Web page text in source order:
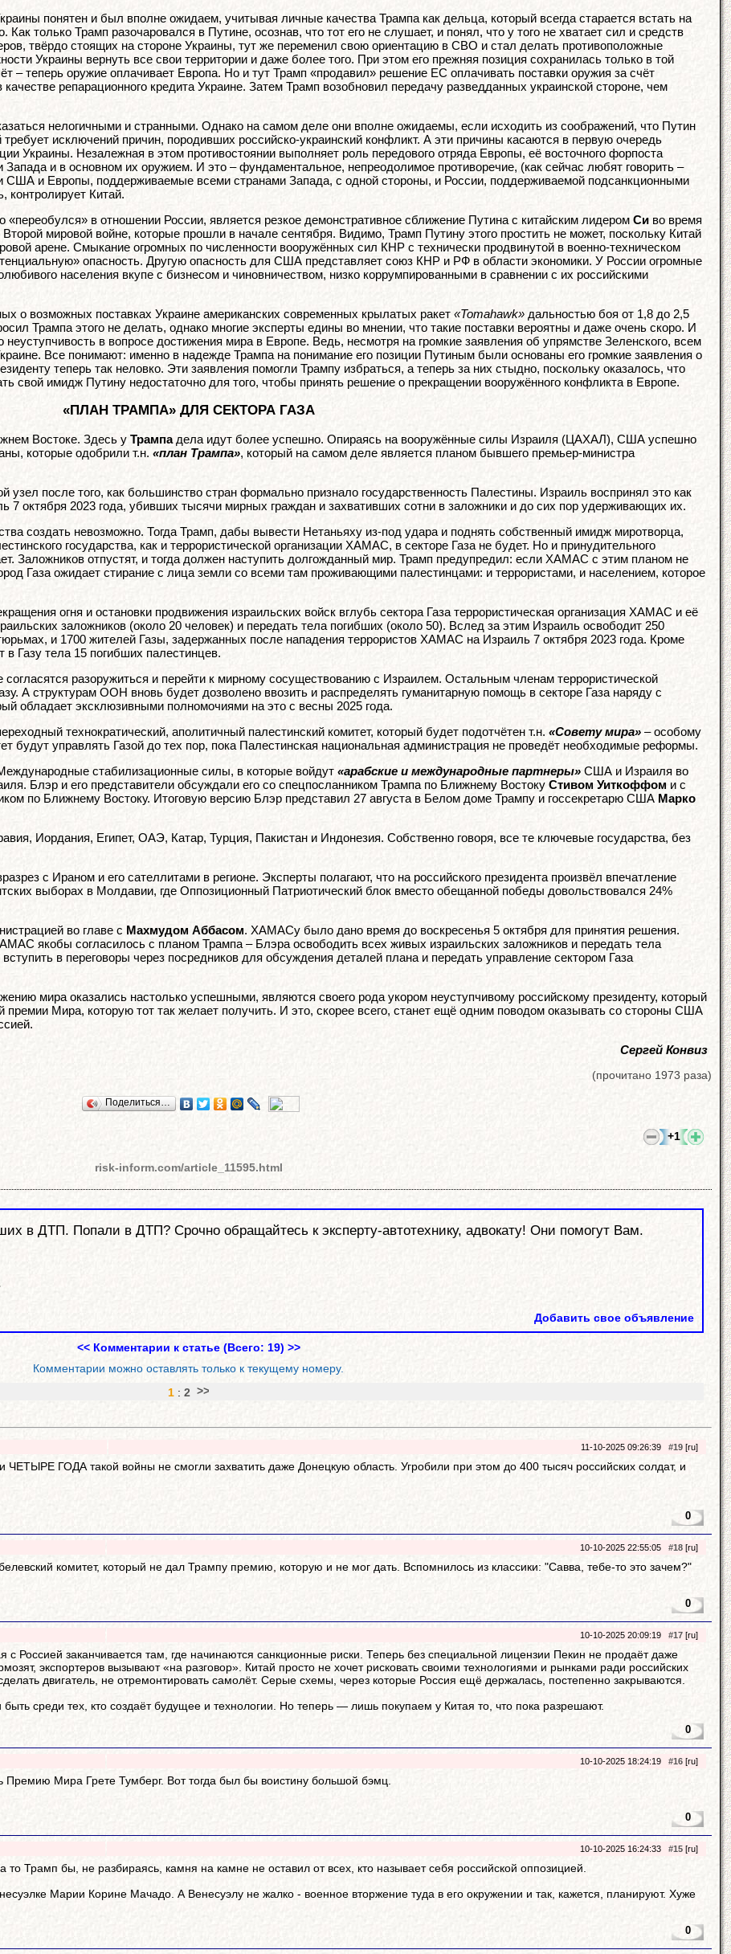
понятен и был вполне ожидаем, учитывая личные качества Трампа как дельца, который всегда старается встать на
Как только Трамп разочаровался в Путине, осознав, что тот его не слушает, и понял, что у того не хватает сил и средств
твёрдо стоящих на стороне Украины, тут же переменил свою ориентацию в СВО и стал делать противоположные
Украины вернуть все свои территории и даже более того. При этом его прежняя позиция сохранилась только в той
– теперь оружие оплачивает Европа. Но и тут Трамп «продавил» решение ЕС оплачивать поставки оружия за счёт
репарационного кредита Украине. Затем Трамп возобновил передачу разведданных украинской стороне, чем
нелогичными и странными. Однако на самом деле они вполне ожидаемы, если исходить из соображений, что Путин
исключений причин, породивших российско-украинский конфликт. А эти причины касаются в первую очередь
Украины. Незалежная в этом противостоянии выполняет роль передового отряда Европы, её восточного форпоста
и в основном их оружием. И это – фундаментальное, непреодолимое противоречие, (как сейчас любят говорить –
США и Европы, поддерживаемые всеми странами Запада, с одной стороны, и России, поддерживаемой подсанкционными
контролирует Китай.
«переобулся» в отношении России, является резкое демонстративное сближение Путина с китайским лидером Си во время
мировой войне, которые прошли в начале сентября. Видимо, Трамп Путину этого простить не может, поскольку Китай
арене. Смыкание огромных по численности вооружённых сил КНР с технически продвинутой в военно-техническом
опасность. Другую опасность для США представляет союз КНР и РФ в области экономики. У России огромные
населения вкупе с бизнесом и чиновничеством, низко коррумпированными в сравнении с их российскими
о возможных поставках Украине американских современных крылатых ракет «Tomahawk» дальностью боя от 1,8 до 2,5
Трампа этого не делать, однако многие эксперты едины во мнении, что такие поставки вероятны и даже очень скоро. И
в вопросе достижения мира в Европе. Ведь, несмотря на громкие заявления об упрямстве Зеленского, всем
Все понимают: именно в надежде Трампа на понимание его позиции Путиным были основаны его громкие заявления о
теперь так неловко. Эти заявления помогли Трампу избраться, а теперь за них стыдно, поскольку оказалось, что
свой имидж Путину недостаточно для того, чтобы принять решение о прекращении вооружённого конфликта в Европе.
«ПЛАН ТРАМПА» ДЛЯ СЕКТОРА ГАЗА
Востоке. Здесь у Трампадела идут более успешно. Опираясь на вооружённые силы Израиля (ЦАХАЛ), США успешно
которые одобрили т.н. «план Трампа», который на самом деле является планом бывшего премьер-министра
узел после того, как большинство стран формально признало государственность Палестины. Израиль воспринял это как
7 октября 2023 года, убивших тысячи мирных граждан и захвативших сотни в заложники и до сих пор удерживающих их.
создать невозможно. Тогда Трамп, дабы вывести Нетаньяху из-под удара и поднять собственный имидж миротворца,
государства, как и террористической организации ХАМАС, в секторе Газа не будет. Но и принудительного
Заложников отпустят, и тогда должен наступить долгожданный мир. Трамп предупредил: если ХАМАС с этим планом не
Газа ожидает стирание с лица земли со всеми там проживающими палестинцами: и террористами, и населением, которое
огня и остановки продвижения израильских войск вглубь сектора Газа террористическая организация ХАМАС и её
заложников (около 20 человек) и передать тела погибших (около 50). Вслед за этим Израиль освободит 250
и 1700 жителей Газы, задержанных после нападения террористов ХАМАС на Израиль 7 октября 2023 года. Кроме
в Газу тела 15 погибших палестинцев.
разоружиться и перейти к мирному сосуществованию с Израилем. Остальным членам террористической
А структурам ООН вновь будет дозволено ввозить и распределять гуманитарную помощь в секторе Газа наряду с
обладает эксклюзивными полномочиями на это с весны 2025 года.
технократический, аполитичный палестинский комитет, который будет подотчётен т.н. «Совету мира» – особому
будут управлять Газой до тех пор, пока Палестинская национальная администрация не проведёт необходимые реформы.
стабилизационные силы, в которые войдут «арабские и международные партнеры» США и Израиля во
Блэр и его представители обсуждали его со спецпосланником Трампа по Ближнему Востоку Стивом Уиткоффом и с
по Ближнему Востоку. Итоговую версию Блэр представил 27 августа в Белом доме Трампу и госсекретарю США Марко
Иордания, Египет, ОАЭ, Катар, Турция, Пакистан и Индонезия. Собственно говоря, все те ключевые государства, без
с Ираном и его сателлитами в регионе. Эксперты полагают, что на российского президента произвёл впечатление
выборах в Молдавии, где Оппозиционный Патриотический блок вместо обещанной победы довольствовался 24%
во главе с Махмудом Аббасом. ХАМАСу было дано время до воскресенья 5 октября для принятия решения.
якобы согласилось с планом Трампа – Блэра освободить всех живых израильских заложников и передать тела
в переговоры через посредников для обсуждения деталей плана и передать управление сектором Газа
мира оказались настолько успешными, являются своего рода укором неуступчивому российскому президенту, который
Мира, которую тот так желает получить. И это, скорее всего, станет ещё одним поводом оказывать со стороны США
Сергей Конвиз
(прочитано 1973 раза)
Поделиться…
+1
risk-inform.com/article_11595.html
в ДТП. Попали в ДТП? Срочно обращайтесь к эксперту-автотехнику, адвокату! Они помогут Вам.
Добавить свое объявление
<< Комментарии к статье (Всего: 19) >>
Комментарии можно оставлять только к текущему номеру.
1 : 2
11-10-2025 09:26:39 #19 [ru]
ГОДА такой войны не смогли захватить даже Донецкую область. Угробили при этом до 400 тысяч российских солдат, и
0
10-10-2025 22:55:05 #18 [ru]
комитет, который не дал Трампу премию, которую и не мог дать. Вспомнилось из классики: "Савва, тебе-то это зачем?"
0
10-10-2025 20:09:19 #17 [ru]
Россией заканчивается там, где начинаются санкционные риски. Теперь без специальной лицензии Пекин не продаёт даже
экспортеров вызывают «на разговор». Китай просто не хочет рисковать своими технологиями и рынками ради российских
двигатель, не отремонтировать самолёт. Серые схемы, через которые Россия ещё держалась, постепенно закрываются.
среди тех, кто создаёт будущее и технологии. Но теперь — лишь покупаем у Китая то, что пока разрешают.
0
10-10-2025 18:24:19 #16 [ru]
Мира Грете Тумберг. Вот тогда был бы воистину большой бэмц.
0
10-10-2025 16:24:33 #15 [ru]
Трамп бы, не разбираясь, камня на камне не оставил от всех, кто называет себя российской оппозицией.
Марии Корине Мачадо. А Венесуэлу не жалко - военное вторжение туда в его окружении и так, кажется, планируют. Хуже
0